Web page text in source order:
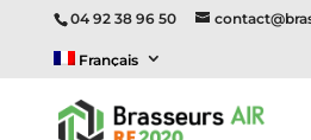
04 92 38 96 50
Français